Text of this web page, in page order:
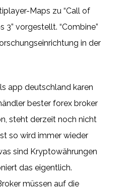
Maps zu “Call of
3” vorgestellt. “Combine”
in der
app deutschland karen
bester forex broker
steht derzeit noch nicht
so wird immer wieder
sind Kryptowährungen
das eigentlich.
müssen auf die